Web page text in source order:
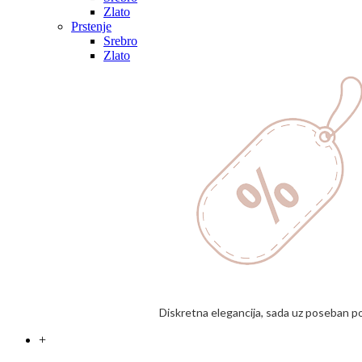
Zlato
Prstenje
Srebro
Zlato
Diskretna elegancija, sada uz poseban
+